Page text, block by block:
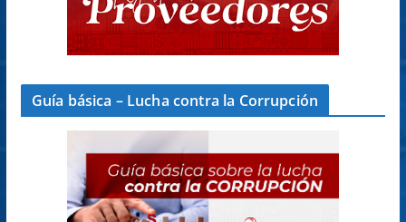
Guía básica – Lucha contra la Corrupción